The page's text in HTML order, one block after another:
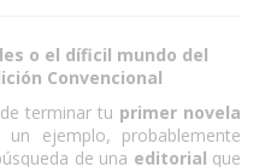
o el díficil mundo del
Convencional
terminar tu primer novela
ejemplo, probablemente
de una editorial que